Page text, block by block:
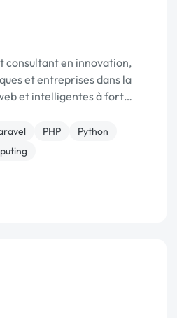
consultant en innovation,
et entreprises dans la
et intelligentes à fort
PHP
Python